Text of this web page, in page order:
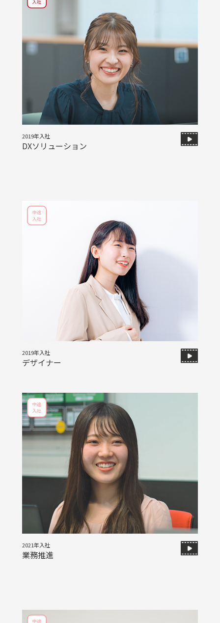
2019年入社
DXソリューション
2019年入社
デザイナー
2021年入社
業務推進